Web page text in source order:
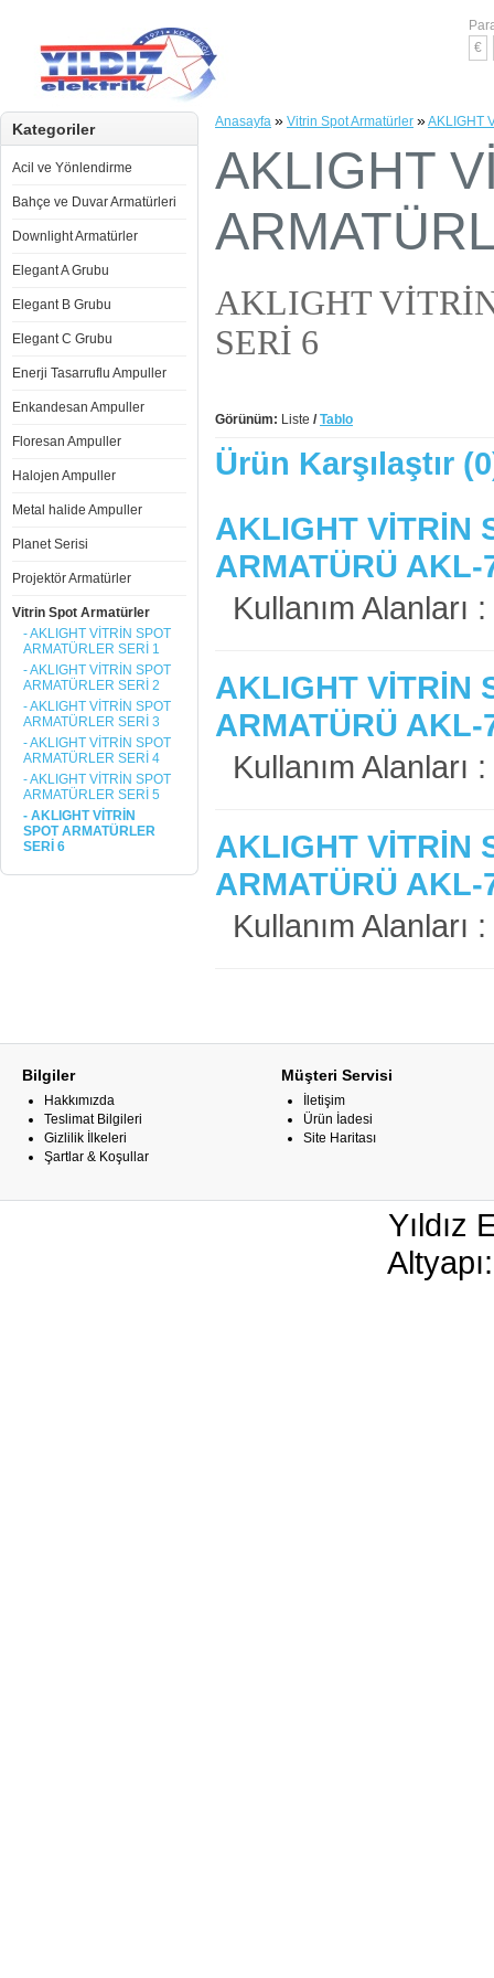
€
Kategoriler
Acil ve Yönlendirme
Bahçe ve Duvar Armatürleri
Downlight Armatürler
Elegant A Grubu
Elegant B Grubu
Elegant C Grubu
Enerji Tasarruflu Ampuller
Enkandesan Ampuller
Floresan Ampuller
Halojen Ampuller
Metal halide Ampuller
Planet Serisi
Projektör Armatürler
Vitrin Spot Armatürler
- AKLIGHT VİTRİN SPOT
ARMATÜRLER SERİ 1
- AKLIGHT VİTRİN SPOT
ARMATÜRLER SERİ 2
- AKLIGHT VİTRİN SPOT
ARMATÜRLER SERİ 3
- AKLIGHT VİTRİN SPOT
ARMATÜRLER SERİ 4
- AKLIGHT VİTRİN SPOT
ARMATÜRLER SERİ 5
- AKLIGHT VİTRİN
SPOT ARMATÜRLER
SERİ 6
Anasayfa » Vitrin Spot Armatürler »AKLIGHT
AKLIGHT
AKLIGHT
SERİ 6
Görünüm: Liste / Tablo
Ürün Karşılaştır
AKLIGHT VİTRİN
ARMATÜRÜ AKL-
Kullanım Alanları
AKLIGHT VİTRİN
ARMATÜRÜ AKL-
Kullanım Alanları
AKLIGHT VİTRİN
ARMATÜRÜ AKL-
Kullanım Alanları
Bilgiler
Hakkımızda
Teslimat Bilgileri
Gizlilik İlkeleri
Şartlar & Koşullar
Müşteri Servisi
İletişim
Ürün İadesi
Site Haritası
Yıldız